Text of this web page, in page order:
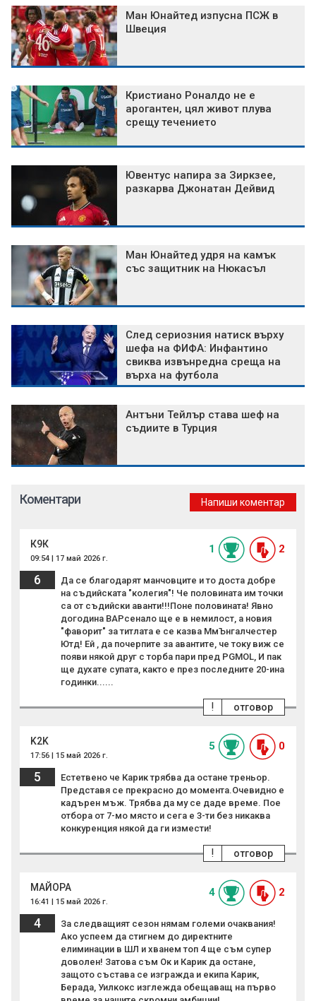
Ман Юнайтед изпусна ПСЖ в
Швеция
Кристиано Роналдо не е
арогантен, цял живот плува
срещу течението
Ювентус напира за Зиркзее,
разкарва Джонатан Дейвид
Ман Юнайтед удря на камък
със защитник на Нюкасъл
След сериозния натиск върху
шефа на ФИФА: Инфантино
свиква извънредна среща на
върха на футбола
Антъни Тейлър става шеф на
съдиите в Турция
Коментари Напиши коментар
К9К
09:54 | 17 май 2026 г.
1 2
6
Да се благодарят манчовците и то доста добре
на съдийската "колегия"! Че половината им точки
са от съдийски аванти!!!Поне половината! Явно
догодина ВАРсенало ще е в немилост, а новия
"фаворит" за титлата е се казва МмЪнгалчестер
Ютд! Ей , да почерпите за авантите, че току виж се
появи някой друг с торба пари пред PGMOL, И пак
ще духате супата, както е през последните 20-ина
годинки......
отговор
!
K2K
17:56 | 15 май 2026 г.
5 0
5
Естетвено че Карик трябва да остане треньор.
Представя се прекрасно до момента.Очевидно е
кадърен мъж. Трябва да му се даде време. Пое
отбора от 7-мо място и сега е 3-ти без никаква
конкуренция някой да ги измести!
отговор
!
MAЙОРА
16:41 | 15 май 2026 г.
4 2
4
За следващият сезон нямам големи очаквания!
Ако успеем да стигнем до директните
елиминации в ШЛ и хванем топ 4 ще съм супер
доволен! Затова съм Ок и Карик да остане,
защото състава се изгражда и екипа Карик,
Берада, Уилкокс изглежда обещаващ на първо